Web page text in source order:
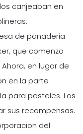
canjeaban en
de panaderia
que comenzo
en lugar de
en la parte
para pasteles. Los
sus recompensas.
del